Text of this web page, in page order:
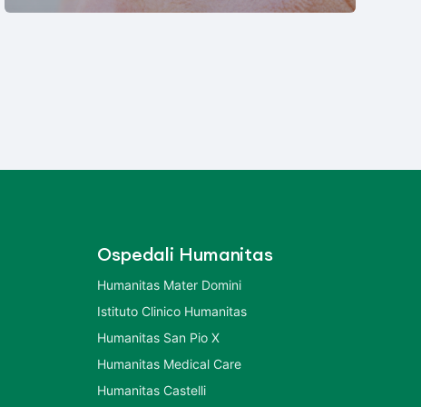
Ospedali Humanitas
Humanitas Mater Domini
Istituto Clinico Humanitas
Humanitas San Pio X
Humanitas Medical Care
Humanitas Castelli